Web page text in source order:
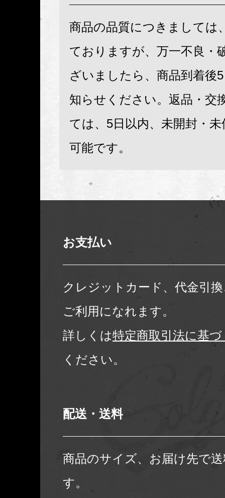
商品の品質につきましては
ておりますが、万一不良・
ざいましたら、商品到着後
知らせください。返品・交
ては、5日以内、未開封・
可能です。
お支払い
クレジットカード、代金引
ご利用になれます。
詳しくは特定商取引法に基
ください。
配送・送料
商品のサイズ、お届け先で
す。